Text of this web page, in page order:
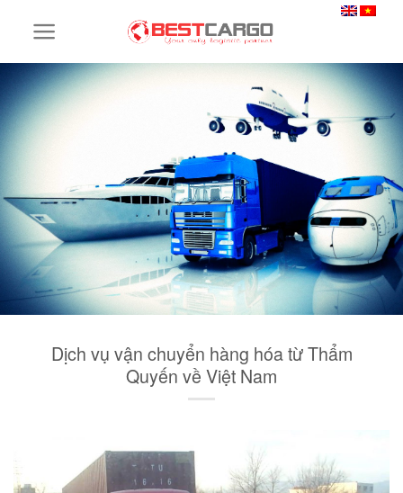
Dịch vụ vận chuyển hàng hóa từ Thẩm
Quyến về Việt Nam